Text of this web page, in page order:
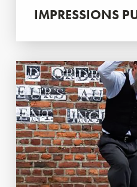
IMPRESSIONS